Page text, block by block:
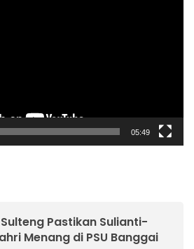
05:49
Pastikan Sulianti-
Menang di PSU Banggai